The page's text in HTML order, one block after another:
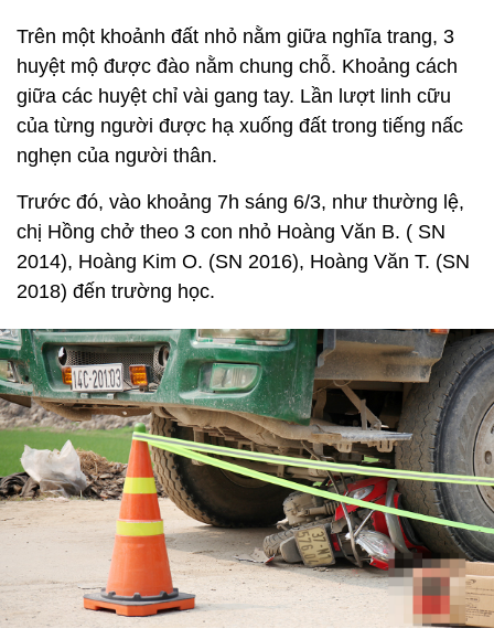
Trên một khoảnh đất nhỏ nằm giữa nghĩa trang, 3
huyệt mộ được đào nằm chung chỗ. Khoảng cách
giữa các huyệt chỉ vài gang tay. Lần lượt linh cữu
của từng người được hạ xuống đất trong tiếng nấc
nghẹn của người thân.
Trước đó, vào khoảng 7h sáng 6/3, như thường lệ,
chị Hồng chở theo 3 con nhỏ Hoàng Văn B. ( SN
2014), Hoàng Kim O. (SN 2016), Hoàng Văn T. (SN
2018) đến trường học.